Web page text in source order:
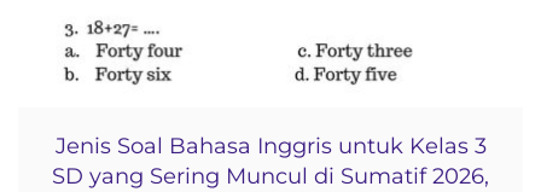
Jenis Soal Bahasa Inggris untuk Kelas 3
SD yang Sering Muncul di Sumatif 2026,